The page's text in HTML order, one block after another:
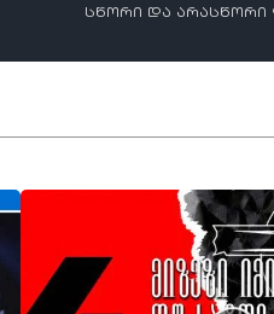
სწორი და არასწორი